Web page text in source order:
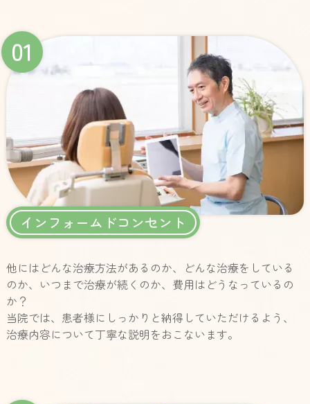
01
インフォームドコンセント
他にはどんな治療方法があるのか、どんな治療をしている
のか、いつまで治療が続くのか、費用はどうなっているの
か？
当院では、患者様にしっかりと納得していただけるよう、
治療内容について丁寧な説明をおこないます。